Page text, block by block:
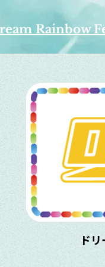
Rainbow
ド